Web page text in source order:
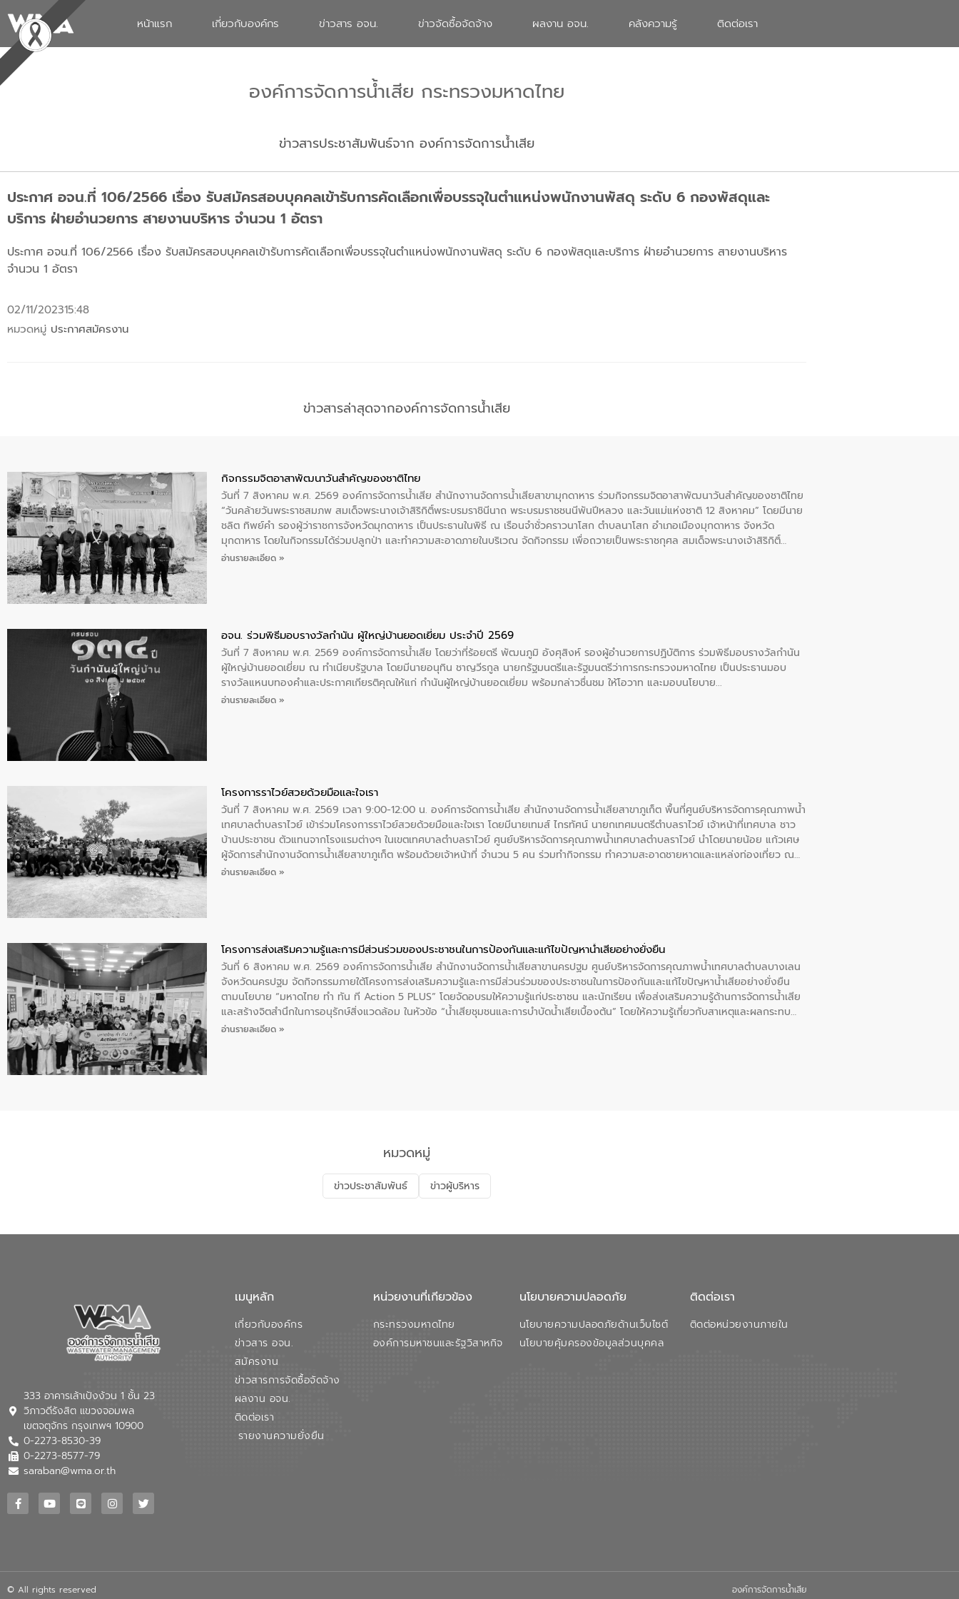
หน้าแรก เกี่ยวกับองค์กร ข่าวสาร อจน. ข่าวจัดซื้อจัดจ้าง ผลงาน อจน. คลังความรู้ ติดต่อเรา
องค์การจัดการน้ำเสีย กระทรวงมหาดไทย
ข่าวสารประชาสัมพันธ์จาก องค์การจัดการน้ำเสีย
ประกาศ อจน.ที่ 106/2566 เรื่อง รับสมัครสอบบุคคลเข้ารับการคัดเลือกเพื่อบรรจุในตำแหน่งพนักงานพัสดุ ระดับ 6 กองพัสดุและ
บริการ ฝ่ายอำนวยการ สายงานบริหาร จำนวน 1 อัตรา
ประกาศ อจน.ที่ 106/2566 เรื่อง รับสมัครสอบบุคคลเข้ารับการคัดเลือกเพื่อบรรจุในตำแหน่งพนักงานพัสดุ ระดับ 6 กองพัสดุและบริการ ฝ่ายอำนวยการ สายงานบริหาร
จำนวน 1 อัตรา
02/11/202315:48
หมวดหมู่ ประกาศสมัครงาน
ข่าวสารล่าสุดจากองค์การจัดการน้ำเสีย
กิจกรรมจิตอาสาพัฒนาวันสําคัญของชาติไทย
วันที่ 7 สิงหาคม พ.ศ. 2569 องค์การจัดการน้ำเสีย สำนักงาานจัดการน้ำเสียสาขามุกดาหาร ร่วมกิจกรรมจิตอาสาพัฒนาวันสําคัญของชาติไทย
“วันคล้ายวันพระราชสมภพ สมเด็จพระนางเจ้าสิริกิติ์พระบรมราชินีนาถ พระบรมราชชนนีพันปีหลวง และวันแม่แห่งชาติ 12 สิงหาคม” โดยมีนาย
ชลิต ทิพย์คำ รองผู้ว่าราชการจังหวัดมุกดาหาร เป็นประธานในพิธี ณ เรือนจําชั่วคราวนาโสก ตําบลนาโสก อําเภอเมืองมุกดาหาร จังหวัด
มุกดาหาร โดยในกิจกรรมได้ร่วมปลูกป่า และทําความสะอาดภายในบริเวณ จัดกิจกรรม เพื่อถวายเป็นพระราชกุศล สมเด็จพระนางเจ้าสิริกิติ์
พระบรมราชินีนาถ พระบรมราชชนนีพันปีหลวง พร้อมถวายสัจปฏิญาณ ทำความดีด้วยหัวใจ
อ่านรายละเอียด »
อจน. ร่วมพิธีมอบรางวัลกำนัน ผู้ใหญ่บ้านยอดเยี่ยม ประจำปี 2569
วันที่ 7 สิงหาคม พ.ศ. 2569 องค์การจัดการน้ำเสีย โดยว่าที่ร้อยตรี พัฒนภูมิ อังศุสิงห์ รองผู้อำนวยการปฏิบัติการ ร่วมพิธีมอบรางวัลกำนัน
ผู้ใหญ่บ้านยอดเยี่ยม ณ ทำเนียบรัฐบาล โดยมีนายอนุทิน ชาญวีรกูล นายกรัฐมนตรีและรัฐมนตรีว่าการกระทรวงมหาดไทย เป็นประธานมอบ
รางวัลแหนบทองคำและประกาศเกียรติคุณให้แก่ กำนันผู้ใหญ่บ้านยอดเยี่ยม พร้อมกล่าวชื่นชม ให้โอวาท และมอบนโยบาย
อ่านรายละเอียด »
โครงการราไวย์สวยด้วยมือและใจเรา
วันที่ 7 สิงหาคม พ.ศ. 2569 เวลา 9:00-12:00 น. องค์การจัดการน้ำเสีย สำนักงานจัดการน้ำเสียสาขาภูเก็ต พื้นที่ศูนย์บริหารจัดการคุณภาพน้ำ
เทศบาลตำบลราไวย์ เข้าร่วมโครงการราไวย์สวยด้วยมือและใจเรา โดยมีนายเทมส์ ไกรทัศน์ นายกเทศมนตรีตำบลราไวย์ เจ้าหน้าที่เทศบาล ชาว
บ้านประชาชน ตัวแทนจากโรงแรมต่างๆ ในเขตเทศบาลตำบลราไวย์ ศูนย์บริหารจัดการคุณภาพน้ำเทศบาลตำบลราไวย์ นำโดยนายน้อย แก้วเศษ
ผู้จัดการสำนักงานจัดการน้ำเสียสาขาภูเก็ต พร้อมด้วยเจ้าหน้าที่ จำนวน 5 คน ร่วมทำกิจกรรม ทำความสะอาดชายหาดและแหล่งท่องเที่ยว ณ
บริเวณแหลมพรหมเทพ หมู่ที่ 6 ตำบลราไวย์ อำเภอเมือง จังหวัดภูเก็ต
อ่านรายละเอียด »
โครงการส่งเสริมความรู้และการมีส่วนร่วมของประชาชนในการป้องกันและแก้ไขปัญหาน้ำเสียอย่างยั่งยืน
วันที่ 6 สิงหาคม พ.ศ. 2569 องค์การจัดการน้ำเสีย สำนักงานจัดการน้ำเสียสาขานครปฐม ศูนย์บริหารจัดการคุณภาพน้ำเทศบาลตำบลบางเลน
จังหวัดนครปฐม จัดกิจกรรมภายใต้โครงการส่งเสริมความรู้และการมีส่วนร่วมของประชาชนในการป้องกันและแก้ไขปัญหาน้ำเสียอย่างยั่งยืน
ตามนโยบาย “มหาดไทย ทำ ทัน ที Action 5 PLUS” โดยจัดอบรมให้ความรู้แก่ประชาชน และนักเรียน เพื่อส่งเสริมความรู้ด้านการจัดการน้ำเสีย
และสร้างจิตสำนึกในการอนุรักษ์สิ่งแวดล้อม ในหัวข้อ “น้ำเสียชุมชนและการบำบัดน้ำเสียเบื้องต้น” โดยให้ความรู้เกี่ยวกับสาเหตุและผลกระทบ
ของน้ำเสีย แนวทางการลดการเกิดน้ำเสียจากแหล่งกำเนิด การบำบัดน้ำเสียเบื้องต้นในครัวเรือน ณ เทศบาลตำบลบางเลน จังหวัดนครปฐม
อ่านรายละเอียด »
หมวดหมู่
ข่าวประชาสัมพันธ์ ข่าวผู้บริหาร
333 อาคารเล้าเป้งง้วน 1 ชั้น 23
วิภาวดีรังสิต แขวงจอมพล
เขตจตุจักร กรุงเทพฯ 10900
0-2273-8530-39
0-2273-8577-79
saraban@wma.or.th
เมนูหลัก
เกี่ยวกับองค์กร
ข่าวสาร อจน.
สมัครงาน
ข่าวสารการจัดซื้อจัดจ้าง
ผลงาน อจน.
ติดต่อเรา
รายงานความยั่งยืน
หน่วยงานที่เกียวข้อง
กระทรวงมหาดไทย
องค์การมหาชนและรัฐวิสาหกิจ
นโยบายความปลอดภัย
นโยบายความปลอดภัยด้านเว็บไซต์
นโยบายคุ้มครองข้อมูลส่วนบุคคล
ติดต่อเรา
ติดต่อหน่วยงานภายใน
© All rights reserved องค์การจัดการน้ำเสีย